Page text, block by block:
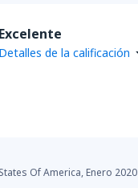
Of America,Enero 2020
Excelente
Detalles de la calificación